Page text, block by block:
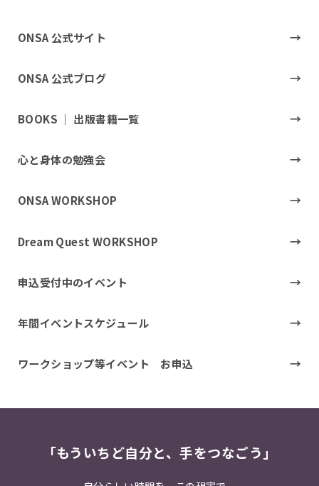
ONSA 公式サイト
ONSA 公式ブログ
BOOKS ｜ 出版書籍一覧
心と身体の勉強会
ONSA WORKSHOP
Dream Quest WORKSHOP
申込受付中のイベント
年間イベントスケジュール
ワークショップ等イベント お申込
「もういちど自分と、手をつなごう」